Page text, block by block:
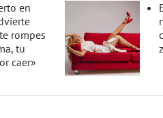
en
rompes
tu
caer»